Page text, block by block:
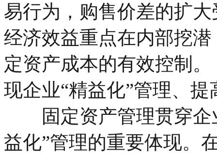
易行为，购售价差的扩
经济效益重点在内部挖
定资产成本的有效控制
现企业“精益化”管理、
固定资产管理贯穿企
益化”管理的重要体现。